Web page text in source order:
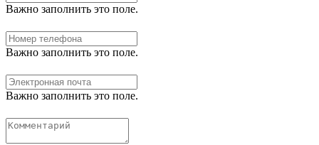
Важно заполнить это поле.
Важно заполнить это поле.
Важно заполнить это поле.